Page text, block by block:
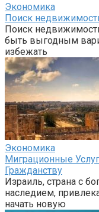
Экономика
Поиск
Поиск
быть выгодным
избежать
Экономика
Миграционные
Гражданству
Израиль, страна с
наследием,
начать новую